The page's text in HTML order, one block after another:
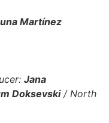
Martínez
Jana
Doksevski/ North